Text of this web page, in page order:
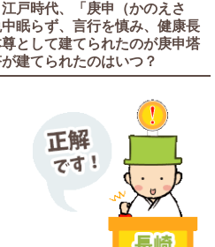
戸時代、「庚申（かのえさ
眠らず、言行を慎み、健康長
として建てられたのが庚申塔
建てられたのはいつ？